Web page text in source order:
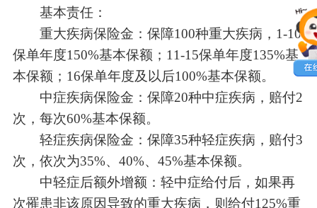
基本责任：
重大疾病保险金：保障100种重大疾病，1-10
保单年度150%基本保额；11-15保单年度135%基
本保额；16保单年度及以后100%基本保额。
中症疾病保险金：保障20种中症疾病，赔付2
次，每次60%基本保额。
轻症疾病保险金：保障35种轻症疾病，赔付3
次，依次为35%、40%、45%基本保额。
中轻症后额外增额：轻中症给付后，如果再
次罹患非该原因导致的重大疾病，则给付125%重